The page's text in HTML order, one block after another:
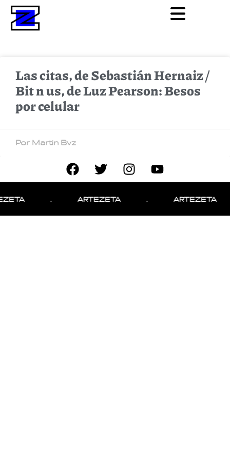
Las citas, de Sebastián Hernaiz /
Bit n us, de Luz Pearson: Besos
por celular
Por Martin Bvz
ARTEZETA ARTEZETA